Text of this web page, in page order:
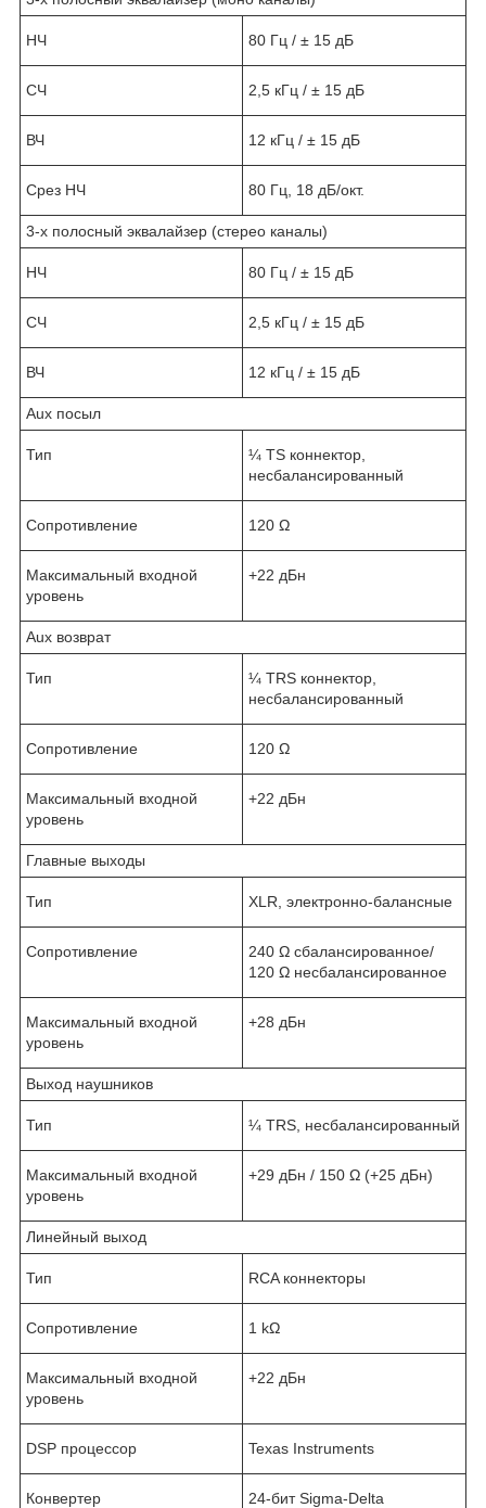
НЧ 80 Гц / ± 15 дБ
СЧ 2,5 кГц / ± 15 дБ
ВЧ 12 кГц / ± 15 дБ
Срез НЧ 80 Гц, 18 дБ/окт.
3-х полосный эквалайзер (стерео каналы)
НЧ 80 Гц / ± 15 дБ
СЧ 2,5 кГц / ± 15 дБ
ВЧ 12 кГц / ± 15 дБ
Aux посыл
Тип
¼ TS коннектор,
несбалансированный
Сопротивление 120 Ω
Максимальный входной
уровень
+22 дБн
Aux возврат
Тип
¼ TRS коннектор,
несбалансированный
Сопротивление 120 Ω
Максимальный входной
уровень
+22 дБн
Главные выходы
Тип XLR, электронно-балансные
Сопротивление
240 Ω сбалансированное/
120 Ω несбалансированное
Максимальный входной
уровень
+28 дБн
Выход наушников
Тип ¼ TRS, несбалансированный
Максимальный входной
уровень
+29 дБн / 150 Ω (+25 дБн)
Линейный выход
Тип RCA коннекторы
Сопротивление 1 kΩ
Максимальный входной
уровень
+22 дБн
DSP процессор Texas Instruments
Конвертер 24-бит Sigma-Delta